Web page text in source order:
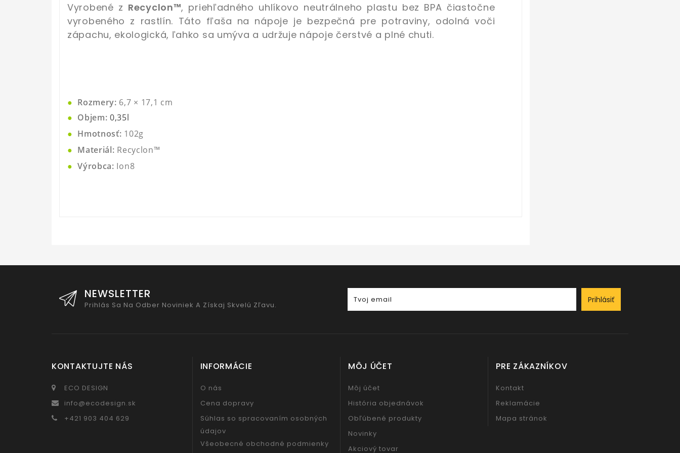
Vyrobené z Recyclon™, priehľadného uhlíkovo neutrálneho plastu bez BPA čiastočne
vyrobeného z rastlín. Táto fľaša na nápoje je bezpečná pre potraviny, odolná voči
zápachu, ekologická, ľahko sa umýva a udržuje nápoje čerstvé a plné chuti.
● Rozmery: 6,7 × 17,1 cm
● Objem: 0,35l
● Hmotnosť: 102g
● Materiál: Recyclon™
●Výrobca: Ion8
NEWSLETTER
Prihlás Sa Na Odber Noviniek A Získaj Skvelú Zľavu.
Prihlásiť
KONTAKTUJTE NÁS
ECO DESIGN
info@ecodesign.sk
+421 903 404 629
INFORMÁCIE
O nás
Cena dopravy
Súhlas so spracovaním osobných
údajov
Všeobecné obchodné podmienky
MÔJ ÚČET
Môj účet
História objednávok
Obľúbené produkty
Novinky
Akciový tovar
PRE ZÁKAZNÍKOV
Kontakt
Reklamácie
Mapa stránok